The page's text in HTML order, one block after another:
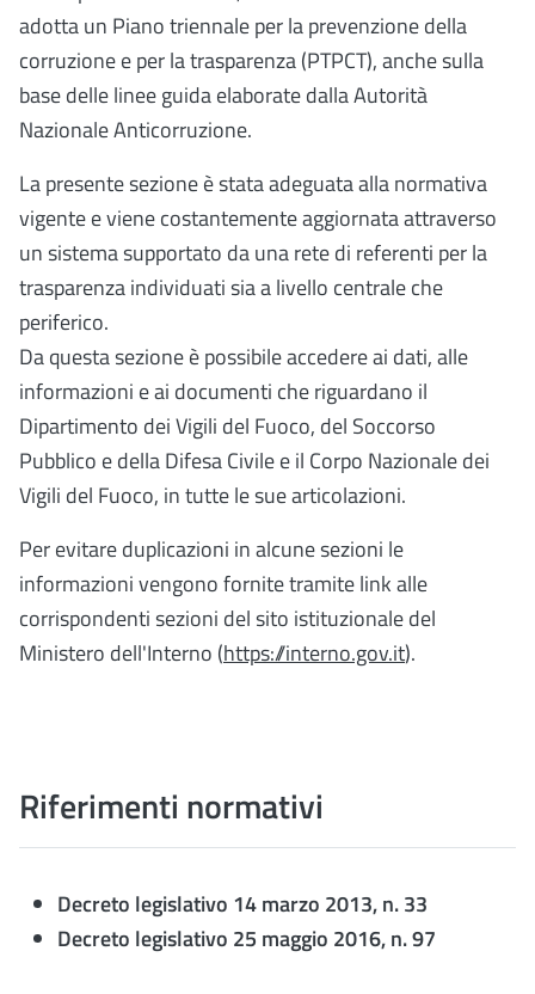
adotta un Piano triennale per la prevenzione della
corruzione e per la trasparenza (PTPCT), anche sulla
base delle linee guida elaborate dalla Autorità
Nazionale Anticorruzione.
La presente sezione è stata adeguata alla normativa
vigente e viene costantemente aggiornata attraverso
un sistema supportato da una rete di referenti per la
trasparenza individuati sia a livello centrale che
periferico.
Da questa sezione è possibile accedere ai dati, alle
informazioni e ai documenti che riguardano il
Dipartimento dei Vigili del Fuoco, del Soccorso
Pubblico e della Difesa Civile e il Corpo Nazionale dei
Vigili del Fuoco, in tutte le sue articolazioni.
Per evitare duplicazioni in alcune sezioni le
informazioni vengono fornite tramite link alle
corrispondenti sezioni del sito istituzionale del
Ministero dell'Interno (https://interno.gov.it).
Riferimenti normativi
Decreto legislativo 14 marzo 2013, n. 33
Decreto legislativo 25 maggio 2016, n. 97